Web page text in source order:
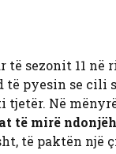
të sezonit 11 në
të pyesin se cili
Në
të mirë
të paktën një